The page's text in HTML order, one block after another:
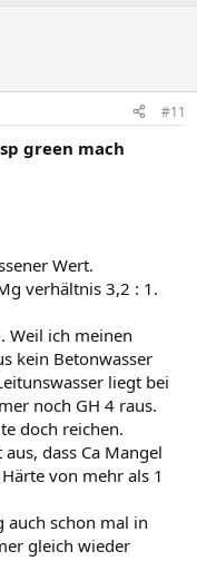
#11
green mach
Wert.
verhältnis 3,2 : 1.
Weil ich meinen
kein Betonwasser
liegt bei
noch GH 4 raus.
doch reichen.
dass Ca Mangel
von mehr als 1
auch schon mal in
gleich wieder